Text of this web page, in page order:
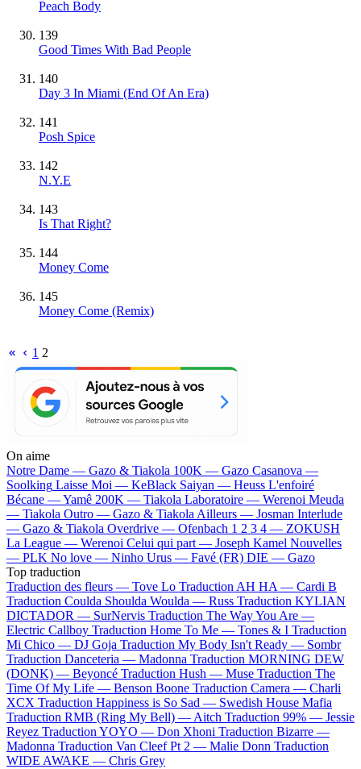
Peach Body
139
Good Times With Bad People
140
Day 3 In Miami (End Of An Era)
141
Posh Spice
142
N.Y.E
143
Is That Right?
144
Money Come
145
Money Come (Remix)
1 2
On aime
Notre Dame — Gazo & Tiakola 100K — Gazo Casanova —
Soolking Laisse Moi — KeBlack Saiyan — Heuss L'enfoiré
Bécane —Yamê 200K — Tiakola Laboratoire — Werenoi Meuda
— Tiakola Outro — Gazo & Tiakola Ailleurs — Josman Interlude
— Gazo & Tiakola Overdrive — Ofenbach 1 2 3 4 — ZOKUSH
La League — Werenoi Celui qui part — Joseph Kamel Nouvelles
— PLK No love — Ninho Urus — Favé (FR) DIE — Gazo
Top traduction
Traduction des fleurs — Tove Lo Traduction AH HA — Cardi B
Traduction Coulda Shoulda Woulda — Russ Traduction KYLIAN
DICTADOR — SurNervis Traduction The Way You Are —
Electric Callboy Traduction Home To Me — Tones & I Traduction
Mi Chico — DJ Goja Traduction My Body Isn't Ready — Sombr
Traduction Danceteria — Madonna Traduction MORNING DEW
(DONK) — Beyoncé Traduction Hush — Muse Traduction The
Time Of My Life — Benson Boone Traduction Camera — Charli
XCX Traduction Happiness is So Sad — Swedish House Mafia
Traduction RMB (Ring My Bell) — Aitch Traduction 99% — Jessie
Reyez Traduction YOYO — Don Xhoni Traduction Bizarre —
Madonna Traduction Van Cleef Pt 2 — Malie Donn Traduction
WIDE AWAKE — Chris Grey